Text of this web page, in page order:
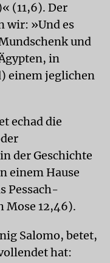
(11,6). Der
wir: »Und es
und
in
einem jeglichen
echad die
der Geschichte
einem Hause
Pessach-
Mose 12,46).
Salomo, betet,
hat: